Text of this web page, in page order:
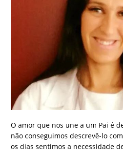
O amor que nos une a um Pai é
não conseguimos descrevê-lo
os dias sentimos a necessidade